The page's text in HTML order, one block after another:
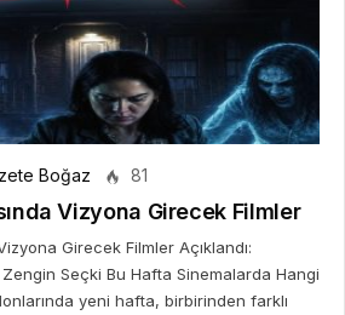
Boğaz 81
Vizyona Girecek Filmler
Girecek Filmler Açıklandı:
Seçki Bu Hafta Sinemalarda Hangi
yeni hafta, birbirinden farklı